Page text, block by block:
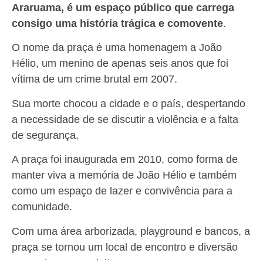
Araruama, é um espaço público que carrega
consigo uma história trágica e comovente.
O nome da praça é uma homenagem a João
Hélio, um menino de apenas seis anos que foi
vítima de um crime brutal em 2007.
Sua morte chocou a cidade e o país, despertando
a necessidade de se discutir a violência e a falta
de segurança.
A praça foi inaugurada em 2010, como forma de
manter viva a memória de João Hélio e também
como um espaço de lazer e convivência para a
comunidade.
Com uma área arborizada, playground e bancos, a
praça se tornou um local de encontro e diversão